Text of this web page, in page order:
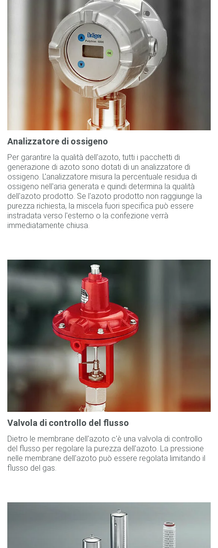
Analizzatore di ossigeno
Per garantire la qualità dell'azoto, tutti i pacchetti di
generazione di azoto sono dotati di un analizzatore di
ossigeno. L'analizzatore misura la percentuale residua di
ossigeno nell'aria generata e quindi determina la qualità
dell'azoto prodotto. Se l'azoto prodotto non raggiunge la
purezza richiesta, la miscela fuori specifica può essere
instradata verso l'esterno o la confezione verrà
immediatamente chiusa.
Valvola di controllo del flusso
Dietro le membrane dell'azoto c'è una valvola di controllo
del flusso per regolare la purezza dell'azoto. La pressione
nelle membrane dell'azoto può essere regolata limitando il
flusso del gas.